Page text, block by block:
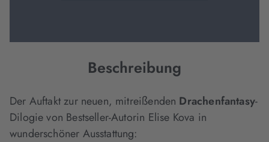
Beschreibung
Der Auftakt zur neuen, mitreißenden Drachenfantasy-
Dilogie von Bestseller-Autorin Elise Kova in
wunderschöner Ausstattung: